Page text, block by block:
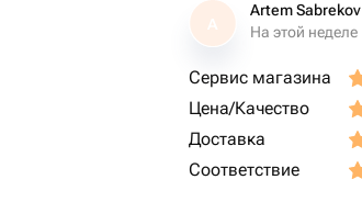
A
Artem Sabrekov
На этой неделе
Сервис магазина
Цена/Качество
Доставка
Соответствие